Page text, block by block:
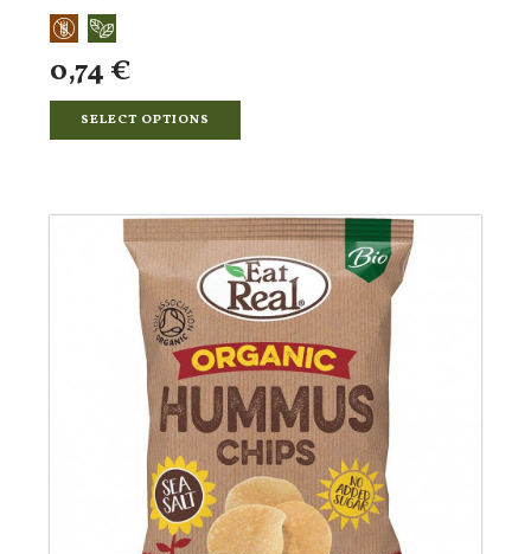
0,74 €
SELECT OPTIONS